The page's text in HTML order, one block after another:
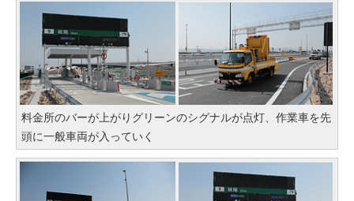
料金所のバーが上がりグリーンのシグナルが点灯、作業車を先
頭に一般車両が入っていく